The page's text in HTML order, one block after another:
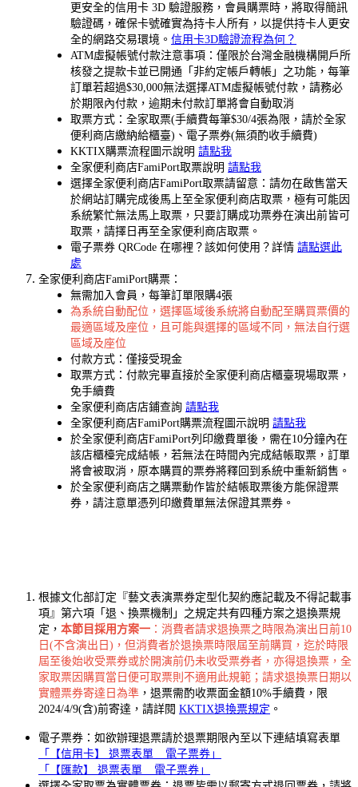
更安全的信用卡 3D 驗證服務，會員購票時，將取得簡訊
驗證碼，確保卡號確實為持卡人所有，以提供持卡人更安
全的網路交易環境。 信用卡3D驗證流程為何？
ATM虛擬帳號付款注意事項：僅限於台灣金融機構開戶所
核發之提款卡並已開通「非約定帳戶轉帳」之功能，每筆
訂單若超過$30,000無法選擇ATM虛擬帳號付款，請務必
於期限內付款，逾期未付款訂單將會自動取消
取票方式：全家取票(手續費每筆$30/4張為限，請於全家
便利商店繳納給櫃臺)、電子票券(無須酌收手續費)
KKTIX購票流程圖示說明 請點我
全家便利商店FamiPort取票說明 請點我
選擇全家便利商店FamiPort取票請留意：請勿在啟售當天
於網站訂購完成後馬上至全家便利商店取票，極有可能因
系統繁忙無法馬上取票，只要訂購成功票券在演出前皆可
取票，請擇日再至全家便利商店取票。
電子票券 QRCode 在哪裡？該如何使用？詳情 請點選此
處
全家便利商店FamiPort購票：
無需加入會員，每筆訂單限購4張
為系統自動配位，選擇區域後系統將自動配至購買票價的
最適區域及座位，且可能與選擇的區域不同，無法自行選
區域及座位
付款方式：僅接受現金
取票方式：付款完畢直接於全家便利商店櫃臺現場取票，
免手續費
全家便利商店店鋪查詢 請點我
全家便利商店FamiPort購票流程圖示說明 請點我
於全家便利商店FamiPort列印繳費單後，需在10分鐘內在
該店櫃檯完成結帳，若無法在時間內完成結帳取票，訂單
將會被取消，原本購買的票券將釋回到系統中重新銷售。
於全家便利商店之購票動作皆於結帳取票後方能保證票
券，請注意單憑列印繳費單無法保證其票券。
根據文化部訂定『藝文表演票券定型化契約應記載及不得記載事
項』第六項「退、換票機制」之規定共有四種方案之退換票規
定， 本節目採用方案一 ：消費者請求退換票之時限為演出日前10
日(不含演出日)，但消費者於退換票時限屆至前購買，迄於時限
屆至後始收受票券或於開演前仍未收受票券者，亦得退換票，全
家取票因購買當日便可取票則不適用此規範；請求退換票日期以
實體票券寄達日為準 ，退票需酌收票面金額10%手續費，限
2024/4/9(含)前寄達，請詳閱 KKTIX退換票規定 。
電子票券：如欲辦理退票請於退票期限內至以下連結填寫表單
「【信用卡】 退票表單 _ 電子票券」
「【匯款】 退票表單 _ 電子票券」